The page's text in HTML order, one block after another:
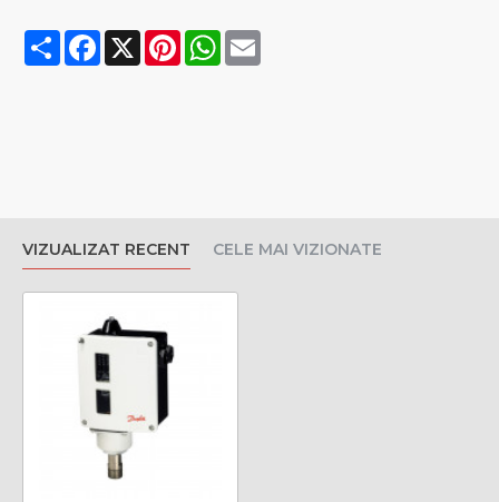
Share Facebook
X PinterestWhatsApp
VIZUALIZAT RECENT CELE MAI VIZIONATE